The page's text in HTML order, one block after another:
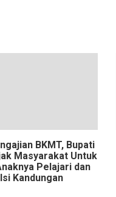
BKMT, Bupati
Masyarakat Untuk
Pelajari dan
Kandungan